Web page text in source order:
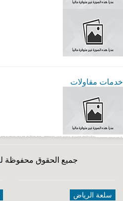
خدمات مقاولات
جميع الحقوق محفوظة
سلعة الرياض